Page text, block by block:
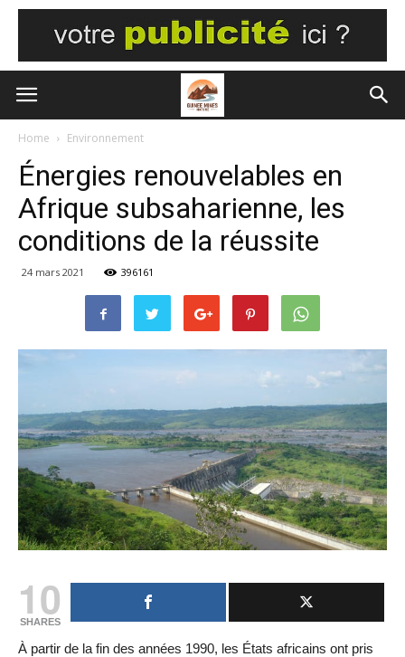
Home Environnement
Énergies renouvelables en
Afrique subsaharienne, les
conditions de la réussite
24 mars 2021 396161
10
SHARES
À partir de la fin des années 1990, les États africains ont pris